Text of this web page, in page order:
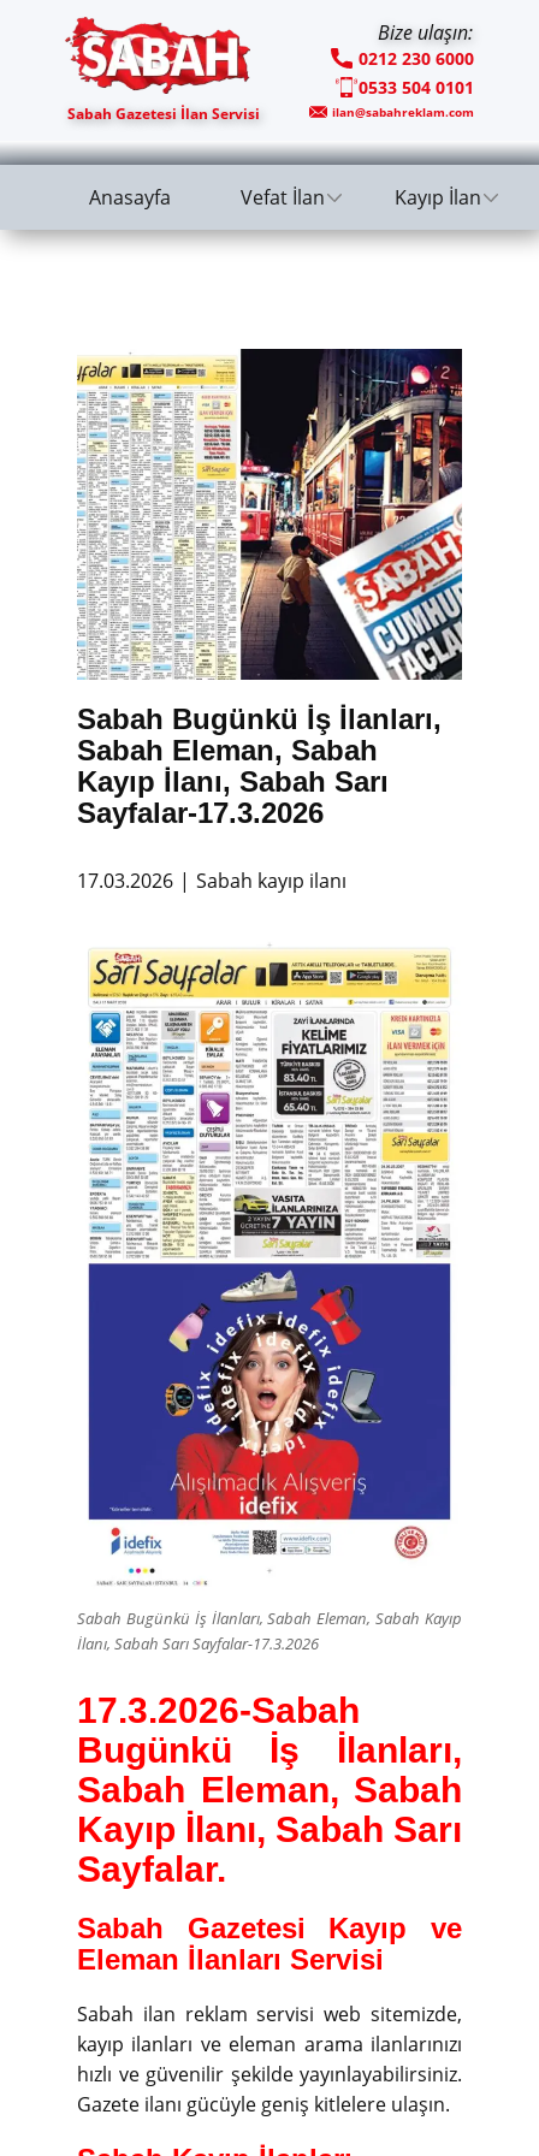
Bize ulaşın:
0212 230 6000
0533 504 0101
Sabah Gazetesi İlan Servisi ilan@sabahreklam.com
Anasayfa Vefat İlan Kayıp İlan
Sabah Bugünkü İş İlanları,
Sabah Eleman, Sabah
Kayıp İlanı, Sabah Sarı
Sayfalar-17.3.2026
17.03.2026 Sabah kayıp ilanı
Sabah Bugünkü İş İlanları, Sabah Eleman, Sabah Kayıp
İlanı, Sabah Sarı Sayfalar-17.3.2026
17.3.2026-Sabah
Bugünkü İş İlanları,
Sabah Eleman, Sabah
Kayıp İlanı, Sabah Sarı
Sayfalar.
Sabah Gazetesi Kayıp ve
Eleman İlanları Servisi
Sabah ilan reklam servisi web sitemizde,
kayıp ilanları ve eleman arama ilanlarınızı
hızlı ve güvenilir şekilde yayınlayabilirsiniz.
Gazete ilanı gücüyle geniş kitlelere ulaşın.